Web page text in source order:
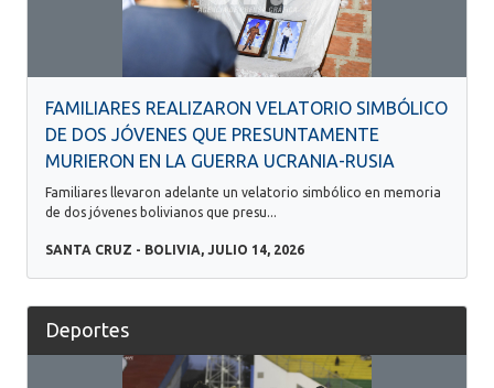
FAMILIARES REALIZARON VELATORIO SIMBÓLICO
DE DOS JÓVENES QUE PRESUNTAMENTE
MURIERON EN LA GUERRA UCRANIA-RUSIA
Familiares llevaron adelante un velatorio simbólico en memoria
de dos jóvenes bolivianos que presu...
SANTA CRUZ - BOLIVIA, JULIO 14, 2026
Deportes